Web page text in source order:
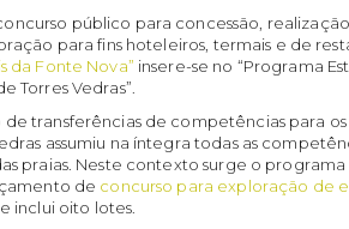
público para concessão,
para fins hoteleiros, termais e de
da Fonte Nova” insere-se no “Programa
Torres Vedras”.
transferências de competências para
assumiu na íntegra todas as
praias. Neste contexto surge o programa
de concurso para exploração de
inclui oito lotes.